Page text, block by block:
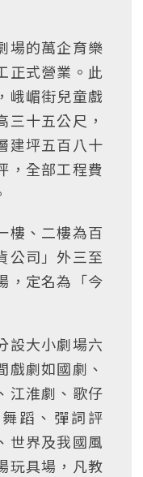
場的萬企育樂
正式營業。此
峨嵋街兒童戲
三十五公尺，
建坪五百八十
，全部工程費
樓、二樓為百
公司」外三至
，定名為「今
設大小劇場六
戲劇如國劇、
江淮劇、歌仔
蹈、彈詞評
世界及我國風
玩具場，凡教